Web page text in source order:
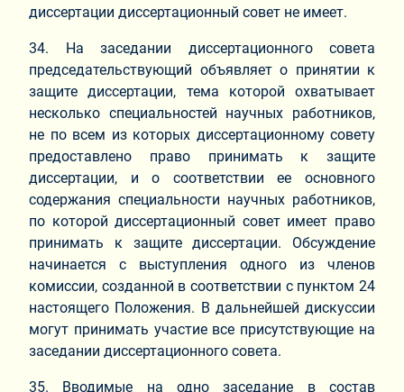
диссертации диссертационный совет не имеет.
34. На заседании диссертационного совета
председательствующий объявляет о принятии к
защите диссертации, тема которой охватывает
несколько специальностей научных работников,
не по всем из которых диссертационному совету
предоставлено право принимать к защите
диссертации, и о соответствии ее основного
содержания специальности научных работников,
по которой диссертационный совет имеет право
принимать к защите диссертации. Обсуждение
начинается с выступления одного из членов
комиссии, созданной в соответствии с пунктом 24
настоящего Положения. В дальнейшей дискуссии
могут принимать участие все присутствующие на
заседании диссертационного совета.
35. Вводимые на одно заседание в состав